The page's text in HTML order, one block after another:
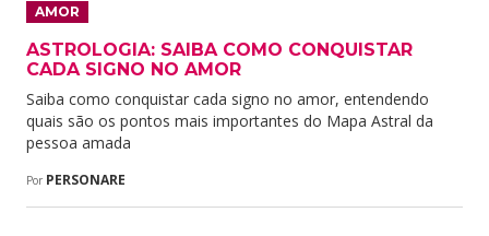
AMOR
ASTROLOGIA: SAIBA COMO CONQUISTAR
CADA SIGNO NO AMOR
Saiba como conquistar cada signo no amor, entendendo
quais são os pontos mais importantes do Mapa Astral da
pessoa amada
Por PERSONARE